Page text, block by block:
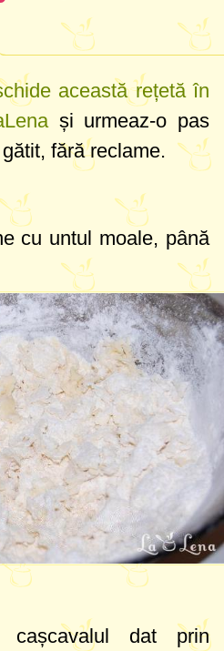
această rețetă în
și urmeaz-o pas
fără reclame.
cu untul moale, până
dat prin